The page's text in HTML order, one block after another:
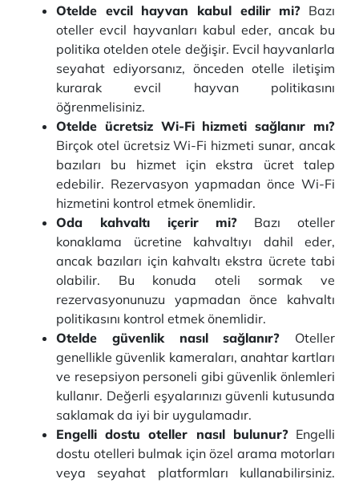
Otelde evcil hayvan kabul edilir mi? Bazı
oteller evcil hayvanları kabul eder, ancak bu
politika otelden otele değişir. Evcil hayvanlarla
seyahat ediyorsanız, önceden otelle iletişim
kurarak evcil hayvan politikasını
öğrenmelisiniz.
Otelde ücretsiz Wi-Fi hizmeti sağlanır mı?
Birçok otel ücretsiz Wi-Fi hizmeti sunar, ancak
bazıları bu hizmet için ekstra ücret talep
edebilir. Rezervasyon yapmadan önce Wi-Fi
hizmetini kontrol etmek önemlidir.
Oda kahvaltı içerir mi? Bazı oteller
konaklama ücretine kahvaltıyı dahil eder,
ancak bazıları için kahvaltı ekstra ücrete tabi
olabilir. Bu konuda oteli sormak ve
rezervasyonunuzu yapmadan önce kahvaltı
politikasını kontrol etmek önemlidir.
Otelde güvenlik nasıl sağlanır? Oteller
genellikle güvenlik kameraları, anahtar kartları
ve resepsiyon personeli gibi güvenlik önlemleri
kullanır. Değerli eşyalarınızı güvenli kutusunda
saklamak da iyi bir uygulamadır.
Engelli dostu oteller nasıl bulunur?Engelli
dostu otelleri bulmak için özel arama motorları
veya seyahat platformları kullanabilirsiniz.